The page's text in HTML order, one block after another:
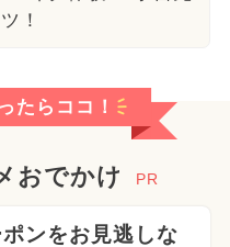
！
たらココ！
おでかけ PR
ンをお見逃しな